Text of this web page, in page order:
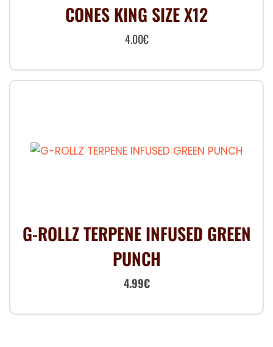
CONES KING SIZE X12
4.00€
G-ROLLZ TERPENE INFUSED GREEN
PUNCH
Le
4.99€Le